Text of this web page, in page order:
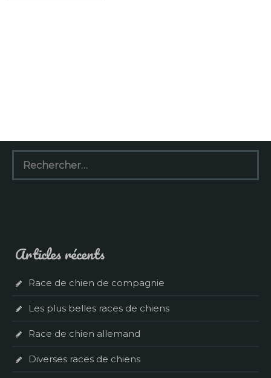
Rechercher :
Articles récents
Race de chien de compagnie
Les plus belles races de chiens
Race de chien allemand
Diverses races de chiens